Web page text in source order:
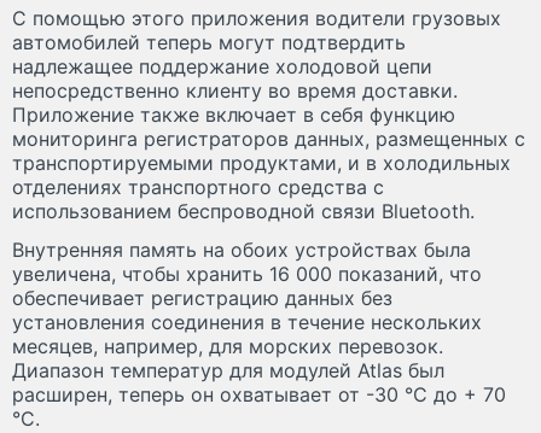
С помощью этого приложения водители грузовых
автомобилей теперь могут подтвердить
надлежащее поддержание холодовой цепи
непосредственно клиенту во время доставки.
Приложение также включает в себя функцию
мониторинга регистраторов данных, размещенных с
транспортируемыми продуктами, и в холодильных
отделениях транспортного средства с
использованием беспроводной связи Bluetooth.
Внутренняя память на обоих устройствах была
увеличена, чтобы хранить 16 000 показаний, что
обеспечивает регистрацию данных без
установления соединения в течение нескольких
месяцев, например, для морских перевозок.
Диапазон температур для модулей Atlas был
расширен, теперь он охватывает от -30 °C до + 70
°C.